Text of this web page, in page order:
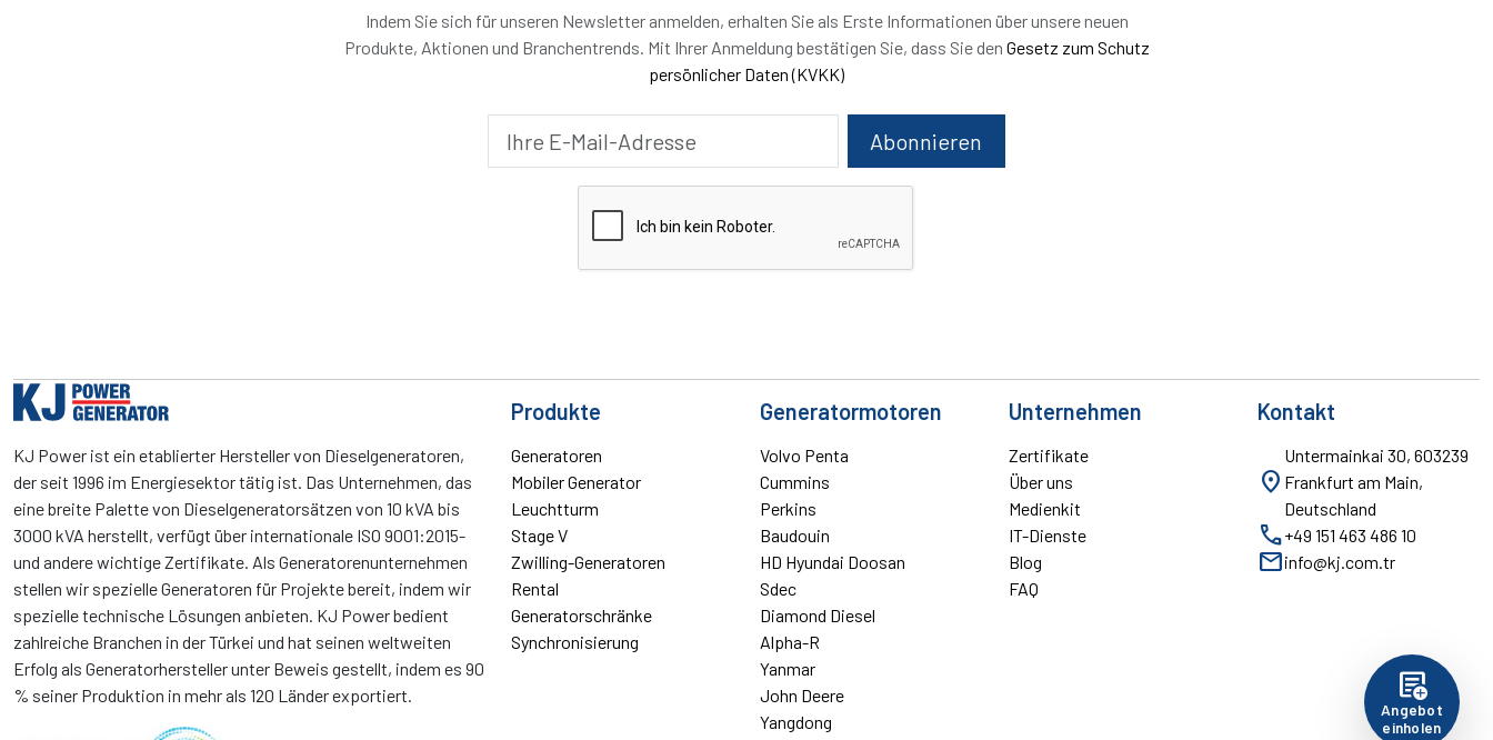
add_notes
Angebot
einholen
Indem Sie sich für unseren Newsletter anmelden, erhalten Sie als Erste Informationen über unsere neuen
Produkte, Aktionen und Branchentrends. Mit Ihrer Anmeldung bestätigen Sie, dass Sie den Gesetz zum Schutz
persönlicher Daten (KVKK)
Abonnieren
KJ Power ist ein etablierter Hersteller von Dieselgeneratoren,
der seit 1996 im Energiesektor tätig ist. Das Unternehmen, das
eine breite Palette von Dieselgeneratorsätzen von 10 kVA bis
3000 kVA herstellt, verfügt über internationale ISO 9001:2015-
und andere wichtige Zertifikate. Als Generatorenunternehmen
stellen wir spezielle Generatoren für Projekte bereit, indem wir
spezielle technische Lösungen anbieten. KJ Power bedient
zahlreiche Branchen in der Türkei und hat seinen weltweiten
Erfolg als Generatorhersteller unter Beweis gestellt, indem es 90
% seiner Produktion in mehr als 120 Länder exportiert.
Produkte
Generatoren
Mobiler Generator
Leuchtturm
Stage V
Zwilling-Generatoren
Rental
Generatorschränke
Synchronisierung
Generatormotoren
Volvo Penta
Cummins
Perkins
Baudouin
HD Hyundai Doosan
Sdec
Diamond Diesel
Alpha-R
Yanmar
John Deere
Yangdong
Unternehmen
Zertifikate
Über uns
Medienkit
IT-Dienste
Blog
FAQ
Kontakt
location_on
Untermainkai 30, 603239
Frankfurt am Main,
Deutschland
call+49 151 463 486 10
mailinfo@kj.com.tr